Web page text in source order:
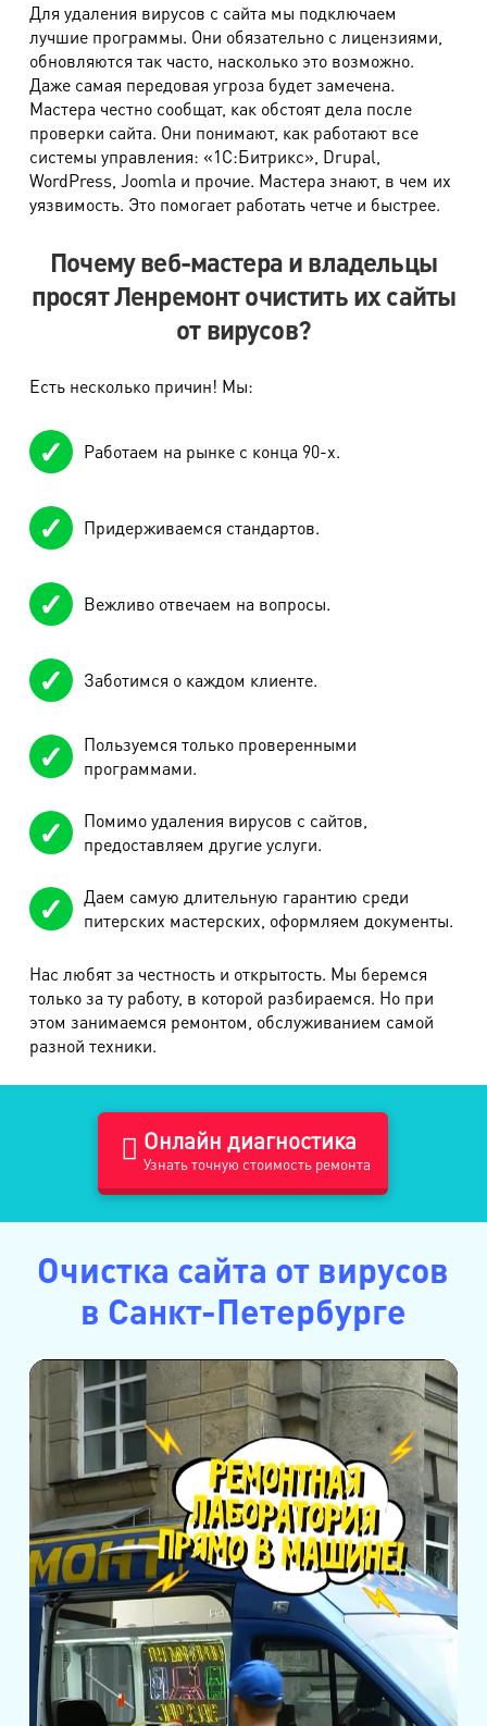
Для удаления вирусов с сайта мы подключаем
лучшие программы. Они обязательно с лицензиями,
обновляются так часто, насколько это возможно.
Даже самая передовая угроза будет замечена.
Мастера честно сообщат, как обстоят дела после
проверки сайта. Они понимают, как работают все
системы управления: «1С:Битрикс», Drupal,
WordPress, Joomla и прочие. Мастера знают, в чем их
уязвимость. Это помогает работать четче и быстрее.
Почему веб-мастера и владельцы
просят Ленремонт очистить их сайты
от вирусов?
Есть несколько причин! Мы:
Работаем на рынке с конца 90-х.
Придерживаемся стандартов.
Вежливо отвечаем на вопросы.
Заботимся о каждом клиенте.
Пользуемся только проверенными
программами.
Помимо удаления вирусов с сайтов,
предоставляем другие услуги.
Даем самую длительную гарантию среди
питерских мастерских, оформляем документы.
Нас любят за честность и открытость. Мы беремся
только за ту работу, в которой разбираемся. Но при
этом занимаемся ремонтом, обслуживанием самой
разной техники.
Онлайн диагностика
Узнать точную стоимость ремонта
Очистка сайта от вирусов
в Санкт-Петербурге